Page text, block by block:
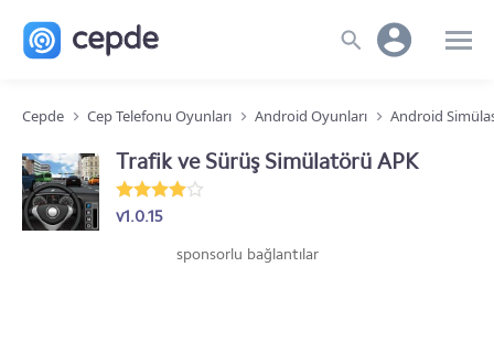
Cepde Cep Telefonu Oyunları Android Oyunları Android
Trafik ve Sürüş Simülatörü APK
v1.0.15
sponsorlu bağlantılar